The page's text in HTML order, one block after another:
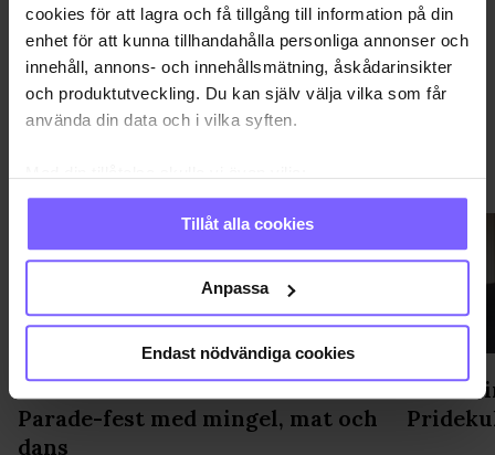
cookies för att lagra och få tillgång till information på din
enhet för att kunna tillhandahålla personliga annonser och
innehåll, annons- och innehållsmätning, åskådarinsikter
och produktutveckling. Du kan själv välja vilka som får
använda din data och i vilka syften.
Samla in information om din geografiska plats
som kan ha en noggrannhet på upp till flera meter
Identifiera din enhet genom att aktivt skanna den
för specifika kännetecken (fingeravtryck)
Ta reda på mer om hur dina personliga uppgifter
Du kan ändra eller dra tillbaka ditt samtycke när som
helst från cookie-förklaringen.
Vi använder enhetsidentifierare för att anpassa innehållet
Tillåt alla cookies
Anpassa
Endast nödvändiga cookies
Gondolenhuset fixade After
Parade-fest med mingel, mat och
dans